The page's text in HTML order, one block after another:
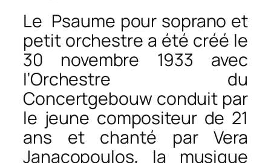
Le Psaume pour soprano et
petit orchestre a été créé le
30 novembre 1933 avec
l’Orchestre du
Concertgebouw conduit par
le jeune compositeur de 21
ans et chanté par Vera
Janacopoulos, la musique